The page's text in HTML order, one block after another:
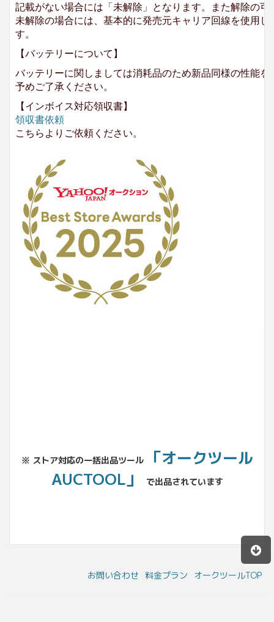
記載がない場合には「未解除」となります。また解除の可
未解除の場合には、基本的に発売元キャリア回線を使用
す。
【バッテリーについて】
バッテリーに関しましては消耗品のため新品同様の性能
予めご了承ください。
【インボイス対応領収書】
領収書依頼
こちらよりご依頼ください。
※ ストア対応の一括出品ツール
「オークツール
AUCTOOL」
で出品されています
お問い合わせ 料金プラン オークツールTOP